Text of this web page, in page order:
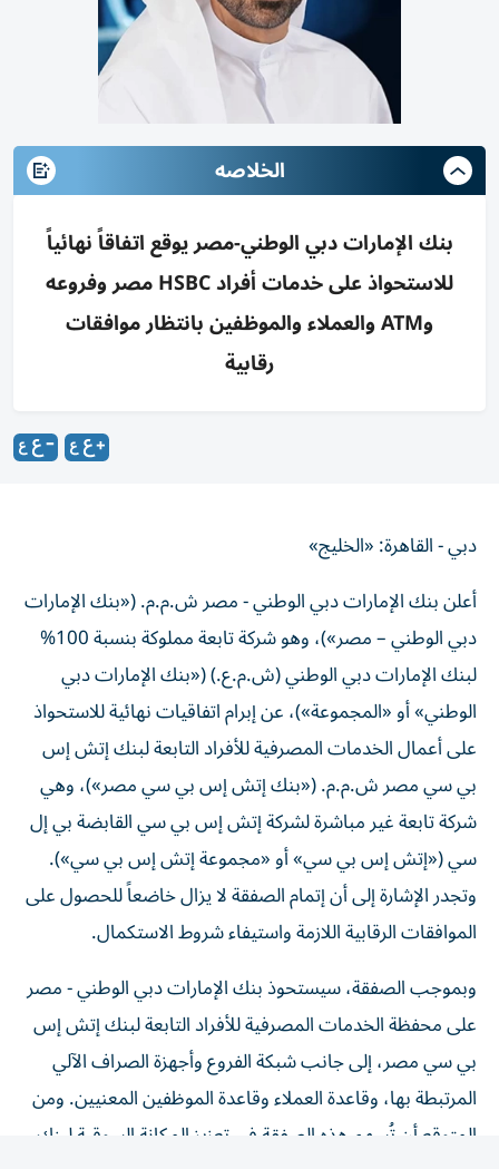
الخلاصه
بنك الإمارات دبي الوطني-مصر يوقع اتفاقاً نهائياً
للاستحواذ على خدمات أفراد HSBC مصر وفروعه
وATM والعملاء والموظفين بانتظار موافقات
رقابية
أعلن بنك الإمارات دبي الوطني - مصر ش.م.م. («بنك الإمارات
دبي الوطني – مصر»)، وهو شركة تابعة مملوكة بنسبة 100%
لبنك الإمارات دبي الوطني (ش.م.ع.) («بنك الإمارات دبي
الوطني» أو «المجموعة»)، عن إبرام اتفاقيات نهائية للاستحواذ
على أعمال الخدمات المصرفية للأفراد التابعة لبنك إتش إس
بي سي مصر ش.م.م. («بنك إتش إس بي سي مصر»)، وهي
شركة تابعة غير مباشرة لشركة إتش إس بي سي القابضة بي إل
سي («إتش إس بي سي» أو «مجموعة إتش إس بي سي»).
وتجدر الإشارة إلى أن إتمام الصفقة لا يزال خاضعاً للحصول على
الموافقات الرقابية اللازمة واستيفاء شروط الاستكمال.
على محفظة الخدمات المصرفية للأفراد التابعة لبنك إتش إس
بي سي مصر، إلى جانب شبكة الفروع وأجهزة الصراف الآلي
المرتبطة بها، وقاعدة العملاء وقاعدة الموظفين المعنيين. ومن
المتوقع أن تُسهم هذه الصفقة في تعزيز المكانة السوقية لبنك